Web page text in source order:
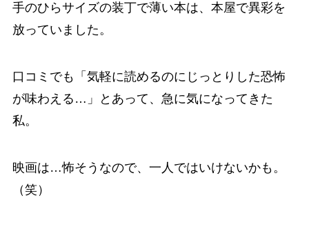
手のひらサイズの装丁で薄い本は、本屋で異彩を
放っていました。
口コミでも「気軽に読めるのにじっとりした恐怖
が味わえる…」とあって、急に気になってきた
私。
映画は…怖そうなので、一人ではいけないかも。
（笑）